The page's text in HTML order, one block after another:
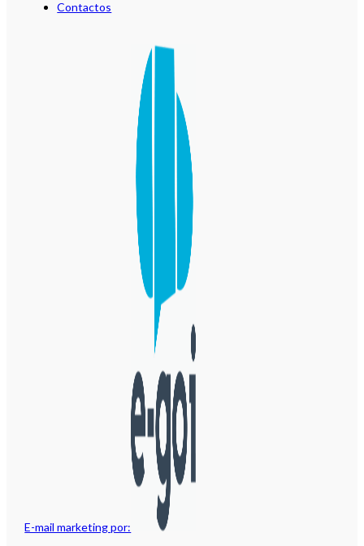
E-mail marketing por:
Contactos